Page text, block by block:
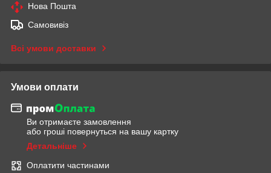
Нова Пошта
Самовивіз
Всі умови доставки
Умови оплати
Ви отримаєте замовлення
або гроші повернуться на вашу картку
Детальніше
Оплатити частинами